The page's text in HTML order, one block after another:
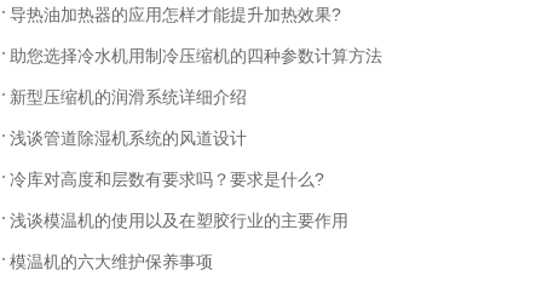
导热油加热器的应用怎样才能提升加热效果?
助您选择冷水机用制冷压缩机的四种参数计算方法
新型压缩机的润滑系统详细介绍
浅谈管道除湿机系统的风道设计
冷库对高度和层数有要求吗？要求是什么?
浅谈模温机的使用以及在塑胶行业的主要作用
模温机的六大维护保养事项